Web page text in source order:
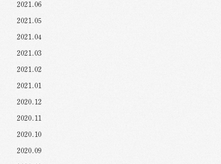
2021.06
2021.05
2021.04
2021.03
2021.02
2021.01
2020.12
2020.11
2020.10
2020.09